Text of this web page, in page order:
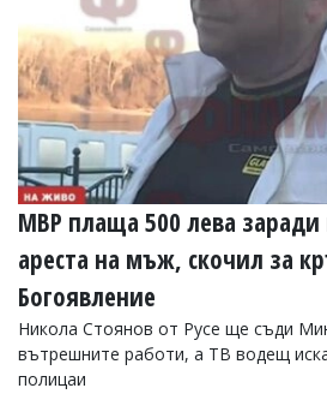
Ако
откриете
обиден
за
вас
коментар,
моля
сигнализирайте
ни!
МВР плаща 500 лева заради
ареста на мъж, скочил за
Богоявление
Никола Стоянов от Русе ще съди
вътрешните работи, а ТВ водещ
полицаи